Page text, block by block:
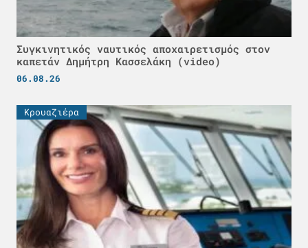
Συγκινητικός ναυτικός αποχαιρετισμός στον
καπετάν Δημήτρη Κασσελάκη (video)
06.08.26
Κρουαζιέρα